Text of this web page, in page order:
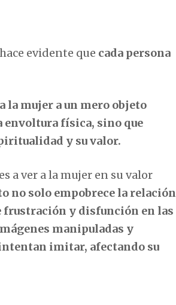
evidente que cada persona
a la mujer a un mero objeto
envoltura física, sino que
y su valor.
a ver a la mujer en su valor
no solo empobrece la relación
frustración y disfunción en las
manipuladas y
imitar, afectando su